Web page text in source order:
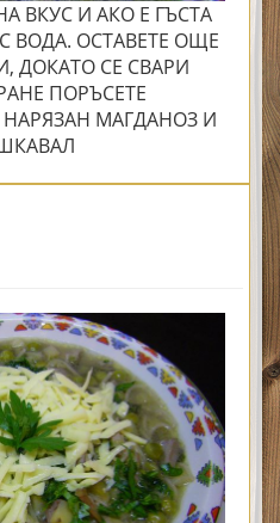
ВКУС И АКО Е ГЪСТА
ВОДА. ОСТАВЕТЕ ОЩЕ
ДОКАТО СЕ СВАРИ
ПОРЪСЕТЕ
МАГДАНОЗ И